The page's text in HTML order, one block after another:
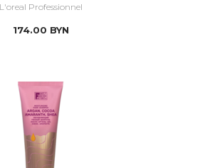
L'oreal Professionnel
174.00 BYN